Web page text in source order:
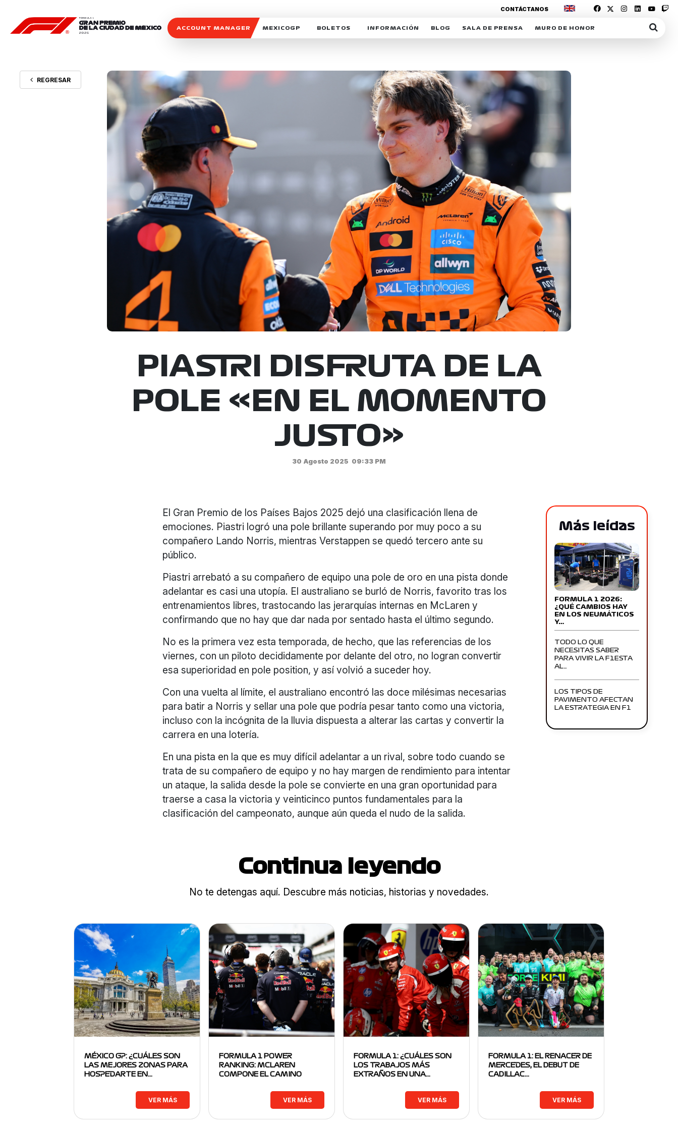
ACCOUNT MANAGER MEXICOGP BOLETOS INFORMACIÓN
DERECHO DE PRIMERA OPCIÓN
REFORESTEMOS JUNTOS
MOTORSPORT ACADEMY
VOLUNTARIOS
EXPOSICIÓN FOTOGRÁFICA
CAMPEONATO
PATROCINADORES
LEGALES TICKETMASTER
BLOG
MEXICOGP
INTERACTIVOS
SALA DE PRENSA
ACREDITACIONES
MURO DE HONOR
CONTÁCTANOS
REGRESAR
PIASTRI DISFRUTA DE LA
POLE «EN EL MOMENTO
JUSTO»
30 Agosto 2025 09:33 PM
El Gran Premio de los Países Bajos 2025 dejó una clasificación llena de
emociones. Piastri logró una pole brillante superando por muy poco a su
compañero Lando Norris, mientras Verstappen se quedó tercero ante su
público.
Piastri arrebató a su compañero de equipo una pole de oro en una pista donde
adelantar es casi una utopía. El australiano se burló de Norris, favorito tras los
entrenamientos libres, trastocando las jerarquías internas en McLaren y
confirmando que no hay que dar nada por sentado hasta el último segundo.
No es la primera vez esta temporada, de hecho, que las referencias de los
viernes, con un piloto decididamente por delante del otro, no logran convertir
esa superioridad en pole position, y así volvió a suceder hoy.
Con una vuelta al límite, el australiano encontró las doce milésimas necesarias
para batir a Norris y sellar una pole que podría pesar tanto como una victoria,
incluso con la incógnita de la lluvia dispuesta a alterar las cartas y convertir la
carrera en una lotería.
En una pista en la que es muy difícil adelantar a un rival, sobre todo cuando se
trata de su compañero de equipo y no hay margen de rendimiento para intentar
un ataque, la salida desde la pole se convierte en una gran oportunidad para
traerse a casa la victoria y veinticinco puntos fundamentales para la
clasificación del campeonato, aunque aún queda el nudo de la salida.
Más leídas
FORMULA 1 2026:
¿QUÉ CAMBIOS HAY
EN LOS NEUMÁTICOS
Y…
TODO LO QUE
NECESITAS SABER
PARA VIVIR LA F1ESTA
AL…
LOS TIPOS DE
PAVIMENTO AFECTAN
LA ESTRATEGIA EN F1
Continua leyendo
No te detengas aquí. Descubre más noticias, historias y novedades.
MÉXICO GP: ¿CUÁLES SON
LAS MEJORES ZONAS PARA
HOSPEDARTE EN…
VER MÁS
FORMULA 1 POWER
RANKING: MCLAREN
COMPONE EL CAMINO
VER MÁS
FORMULA 1: ¿CUÁLES SON
LOS TRABAJOS MÁS
EXTRAÑOS EN UNA…
VER MÁS
FORMULA 1: EL RENACER DE
MERCEDES, EL DEBUT DE
CADILLAC…
VER MÁS